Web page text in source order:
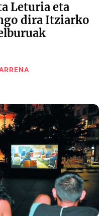
Leturia eta
dira Itziarko